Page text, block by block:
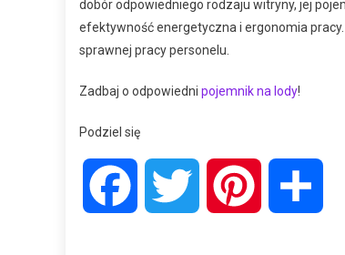
dobór odpowiedniego rodzaju witryny, jej
efektywność energetyczna i ergonomia
sprawnej pracy personelu.
Zadbaj o odpowiedni pojemnik na lody!
Podziel się
Facebook Twitter Pinterest